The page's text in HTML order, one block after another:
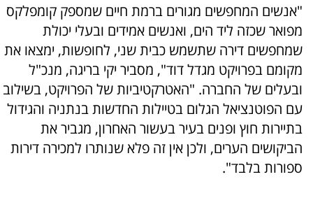
"אנשים המחפשים מגורים ברמת חיים שמספק קומפלקס
מפואר שכזה ליד הים, ואנשים אמידים ובעלי יכולת
שמחפשים דירה שתשמש כבית שני, לחופשות, ימצאו את
מקומם בפרויקט מגדל דוד", מסביר יקי בריגה, מנכ"ל
ובעלים של החברה. "האטרקטיביות של הפרויקט, בשילוב
עם הפוטנציאל הגלום בטיילות החדשות בנתניה והגידול
בתיירות חוץ ופנים בעיר בעשור האחרון, מגביר את
הביקושים הערים, ולכן אין זה פלא שנותרו למכירה דירות
ספורות בלבד".